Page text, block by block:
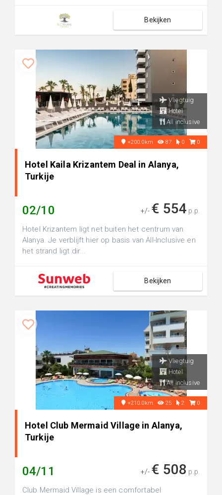
Bekijken
Vliegtuig
Hotel
All inclusive
+200.0km 87 0 0
Hotel Kaila Krizantem Deal in Alanya,
Turkije
02/10 +/- € 554 p.p.
Hotel Krizantem ligt net buiten het centrum van
Alanya. Je verblijft hier op basis van All-Inclusive en
het strand ligt dir...
Bekijken
Vliegtuig
Hotel
All inclusive
+210.0km 25 2 0
Hotel Club Mermaid Village in Alanya,
Turkije
04/11 +/- € 508 p.p.
Club Mermaid Village is een comfortabel